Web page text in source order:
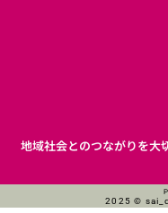
地域社会とのつながりを大
2025 ©